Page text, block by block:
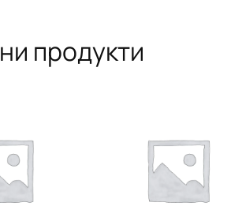
продукти